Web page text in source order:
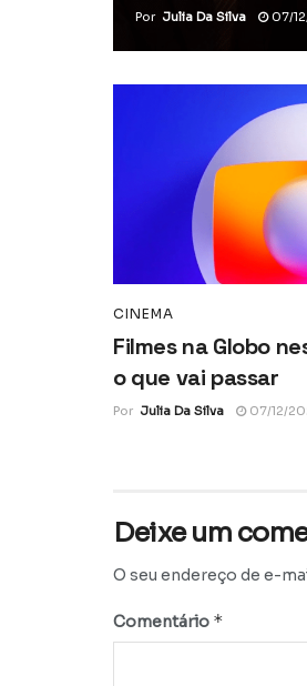
Por Julia Da Silva 07/
CINEMA
Filmes na Globo
o que vai passar
Por Julia Da Silva 07/12/
Deixe um
O seu endereço de e-
Comentário *